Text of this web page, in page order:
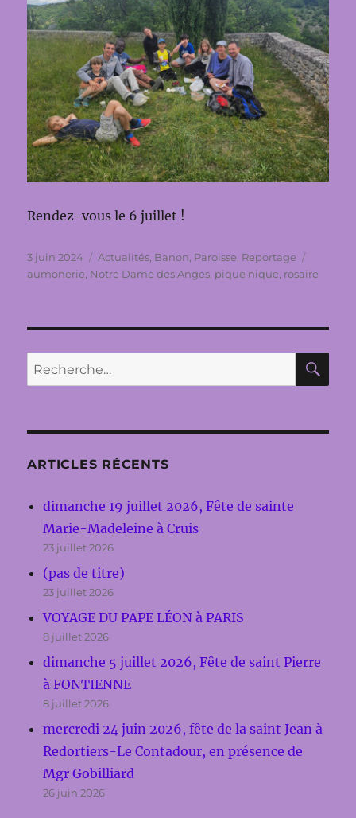
Rendez-vous le 6 juillet !
Publié
le
3 juin 2024 Catégories
Actualités, Banon, Paroisse, Reportage
aumonerie, Notre Dame des Anges, pique nique, rosaire
Recherche
pour :
ARTICLES RÉCENTS
dimanche 19 juillet 2026, Fête de sainte
Marie-Madeleine à Cruis
23 juillet 2026
(pas de titre)
23 juillet 2026
VOYAGE DU PAPE LÉON à PARIS
8 juillet 2026
dimanche 5 juillet 2026, Fête de saint Pierre
à FONTIENNE
8 juillet 2026
mercredi 24 juin 2026, fête de la saint Jean à
Redortiers-Le Contadour, en présence de
Mgr Gobilliard
26 juin 2026